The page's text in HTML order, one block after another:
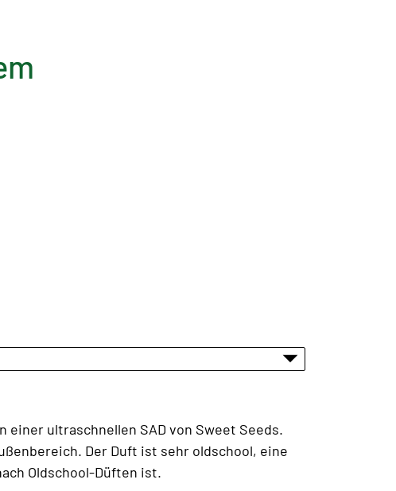
ultraschnellen SAD von Sweet Seeds.
Der Duft ist sehr oldschool, eine
Oldschool-Düften ist.